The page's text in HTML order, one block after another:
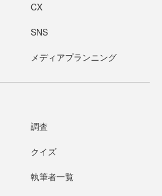
CX
SNS
メディアプランニング
調査
クイズ
執筆者一覧